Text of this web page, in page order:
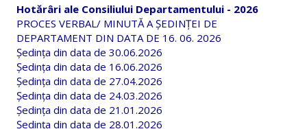
Decan
Director de departament
Consiliul facultății
Consiliul departamentului
Hotărâri ale Consiliului Departamentului - 2026
PROCES VERBAL/ MINUTĂ A ȘEDINȚEI DE
DEPARTAMENT DIN DATA DE 16. 06. 2026
Ședința din data de 30.06.2026
Ședința din data de 16.06.2026
Ședința din data de 27.04.2026
Ședința din data de 24.03.2026
Ședința din data de 21.01.2026
Ședința din data de 28.01.2026